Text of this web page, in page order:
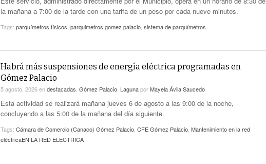
la mañana a 7:00 de la tarde con una tarifa de un peso por cada nueve minutos.
Tags: parquímetros físicos parquimetros gomez palacio sistema de parquímetros
Habrá más suspensiones de energía eléctrica programadas en
Gómez Palacio
5 agosto, 2026endestacadas Gómez Palacio LagunaporMayela Ávila Saucedo
Esta actividad se realizará mañana jueves 6 de agosto a las 9:00 de la noche,
concluyendo a las 5:00 de la mañana del día siguiente.
Tags: Cámara de Comercio (Canaco) Gómez Palacio CFE Gómez Palacio Mantenimiento en la red
eléctricaEN LA RED ELECTRICA